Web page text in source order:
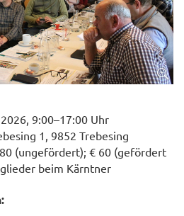
9:00–17:00 Uhr
1, 9852 Trebesing
(ungefördert); € 60 (gefördert
beim Kärntner